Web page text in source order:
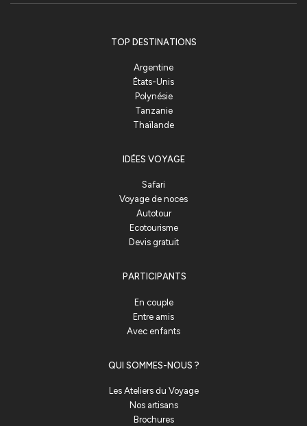
TOP DESTINATIONS
Argentine
États-Unis
Polynésie
Tanzanie
Thaïlande
IDÉES VOYAGE
Safari
Voyage de noces
Autotour
Ecotourisme
Devis gratuit
PARTICIPANTS
En couple
Entre amis
Avec enfants
QUI SOMMES-NOUS ?
Les Ateliers du Voyage
Nos artisans
Brochures